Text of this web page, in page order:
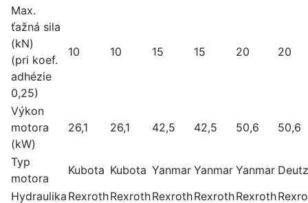
Max.
ťažná sila
(kN)
(pri koef.
adhézie
0,25)
10 10 15 15 20 20
Výkon
motora
(kW)
26,1 26,1 42,5 42,5 50,6 50,6
Typ
motora
Kubota Kubota Yanmar Yanmar Yanmar Deutz
Hydraulika RexrothRexrothRexrothRexrothRexroth